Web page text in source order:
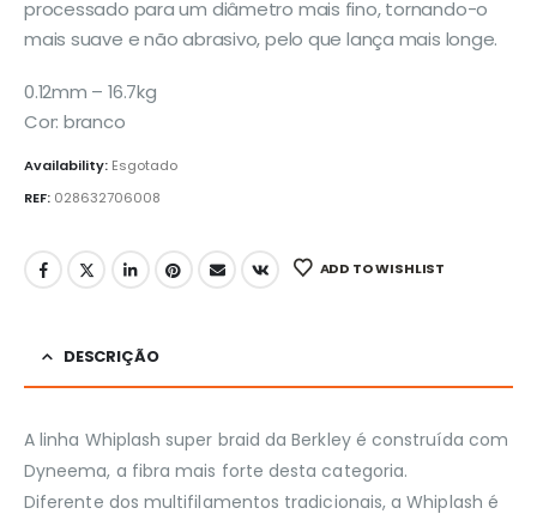
processado para um diâmetro mais fino, tornando-o
mais suave e não abrasivo, pelo que lança mais longe.
0.12mm – 16.7kg
Cor: branco
Availability: Esgotado
REF: 028632706008
ADD TO WISHLIST
DESCRIÇÃO
A linha Whiplash super braid da Berkley é construída com
Dyneema, a fibra mais forte desta categoria.
Diferente dos multifilamentos tradicionais, a Whiplash é